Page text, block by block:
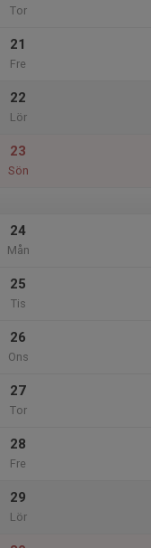
Tor
21
Fre
22
Lör
23
Sön
24
Mån
25
Tis
26
Ons
27
Tor
28
Fre
29
Lör